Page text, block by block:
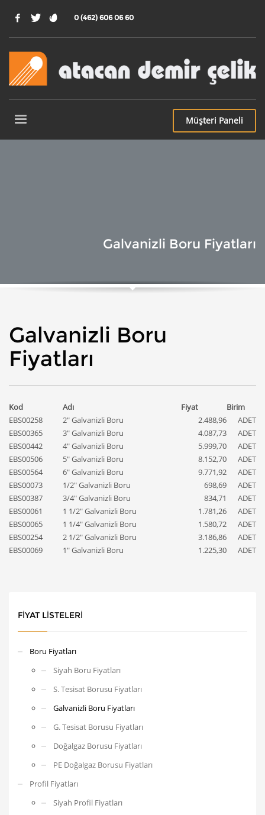
0 (462) 606 06 60
Müşteri Paneli
Galvanizli Boru Fiyatları
Galvanizli Boru
Fiyatları
Kod Adı Fiyat
Birim
EBS00258
2" Galvanizli Boru 2.488,96
ADET
EBS00365
3" Galvanizli Boru 4.087,73
ADET
EBS00442
4" Galvanizli Boru 5.999,70
ADET
EBS00506
5" Galvanizli Boru 8.152,70
ADET
EBS00564
6" Galvanizli Boru 9.771,92
ADET
EBS00073
1/2" Galvanizli Boru 698,69
ADET
EBS00387
3/4" Galvanizli Boru 834,71
ADET
EBS00061
1 1/2" Galvanizli Boru 1.781,26
ADET
EBS00065
1 1/4" Galvanizli Boru 1.580,72
ADET
EBS00254
2 1/2" Galvanizli Boru 3.186,86
ADET
EBS00069
1" Galvanizli Boru 1.225,30 ADET
FIYAT LISTELERI
Boru Fiyatları
Siyah Boru Fiyatları
S. Tesisat Borusu Fiyatları
Galvanizli Boru Fiyatları
G. Tesisat Borusu Fiyatları
Doğalgaz Borusu Fiyatları
PE Doğalgaz Borusu Fiyatları
Profil Fiyatları
Siyah Profil Fiyatları